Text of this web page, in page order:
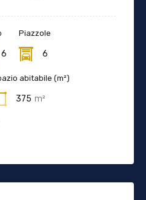
6
Piazzole
6
abitabile (m²)
375 m²